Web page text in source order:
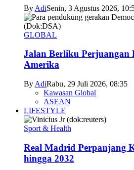
By AdiSenin, 3 Agustus 2026,
GLOBAL
Jalan Berliku Perjuangan
Amerika
By AdiRabu, 29 Juli 2026, 08:35
Kawasan Global
ASEAN
LIFESTYLE
Sport & Health
Real Madrid Perpanjang
hingga 2032